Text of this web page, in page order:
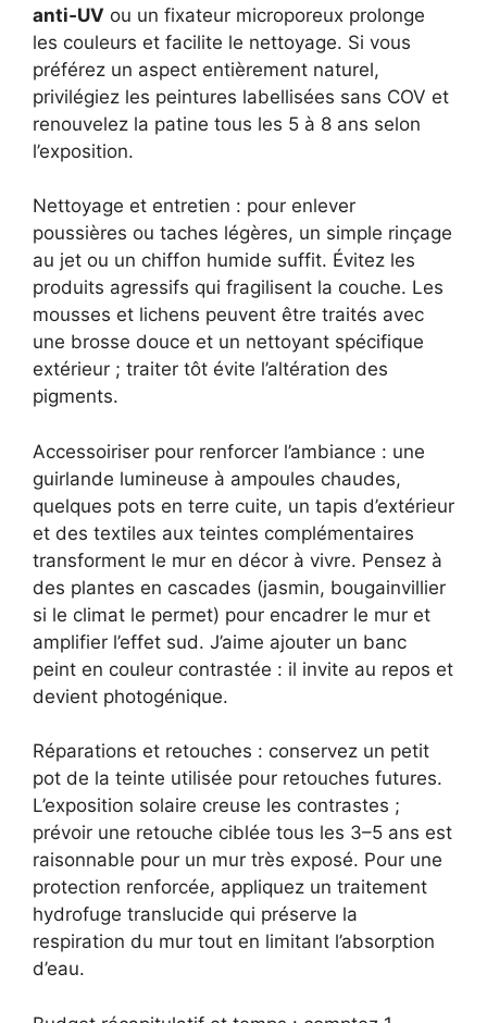
anti‑UV ou un fixateur microporeux prolonge
les couleurs et facilite le nettoyage. Si vous
préférez un aspect entièrement naturel,
privilégiez les peintures labellisées sans COV et
renouvelez la patine tous les 5 à 8 ans selon
l’exposition.
Nettoyage et entretien : pour enlever
poussières ou taches légères, un simple rinçage
au jet ou un chiffon humide suffit. Évitez les
produits agressifs qui fragilisent la couche. Les
mousses et lichens peuvent être traités avec
une brosse douce et un nettoyant spécifique
extérieur ; traiter tôt évite l’altération des
pigments.
Accessoiriser pour renforcer l’ambiance : une
guirlande lumineuse à ampoules chaudes,
quelques pots en terre cuite, un tapis d’extérieur
et des textiles aux teintes complémentaires
transforment le mur en décor à vivre. Pensez à
des plantes en cascades (jasmin, bougainvillier
si le climat le permet) pour encadrer le mur et
amplifier l’effet sud. J’aime ajouter un banc
peint en couleur contrastée : il invite au repos et
devient photogénique.
Réparations et retouches : conservez un petit
pot de la teinte utilisée pour retouches futures.
L’exposition solaire creuse les contrastes ;
prévoir une retouche ciblée tous les 3–5 ans est
raisonnable pour un mur très exposé. Pour une
protection renforcée, appliquez un traitement
hydrofuge translucide qui préserve la
respiration du mur tout en limitant l’absorption
d’eau.